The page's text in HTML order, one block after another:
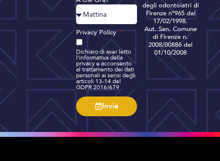
Privacy Policy
Dichiaro di aver letto
l'informativa della
privacy e acconsento
al trattamento dei dati
personali ai sensi degli
articoli 13-14 del
GDPR 2016/679
Invia
degli odontoiatri di
Firenze n°965 dal
17/02/1998.
Aut. San. Comune
di Firenze n.
2008/00886 del
01/10/2008